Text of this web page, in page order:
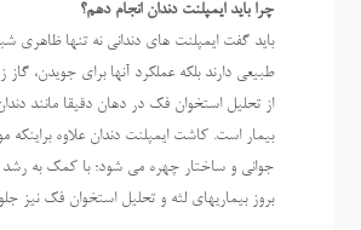
چرا باید ایمپلنت دندان انجام دهم؟
باید گفت ایمپلنت های دندانی نه تنها ظاهری
طبیعی دارند بلکه عملکرد آنها برای جویدن،
از تحلیل استخوان فک در دهان دقیقا مانند
بیمار است. کاشت ایمپلنت دندان علاوه
جوانی و ساختار چهره می شود؛ با کمک به رشد
بروز بیماریهای لثه و تحلیل استخوان فک نیز